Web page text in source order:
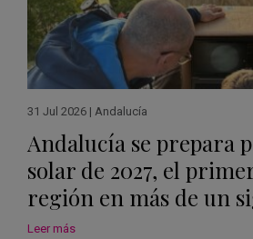
31 Jul 2026 | Andalucía
Andalucía se prepara
solar de 2027, el
región en más de un
Leer más